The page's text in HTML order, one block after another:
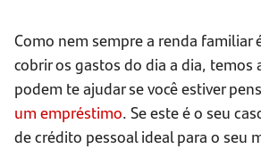
Como nem sempre a renda familiar
cobrir os gastos do dia a dia, temos
podem te ajudar se você estiver
um empréstimo. Se este é o seu
de crédito pessoal ideal para o seu